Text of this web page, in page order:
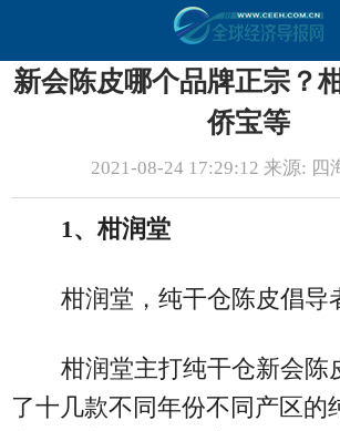
新会陈皮哪个品牌正宗？
侨宝等
2021-08-24 17:29:12 来源: 四
1、柑润堂
柑润堂，纯干仓陈皮倡导
柑润堂主打纯干仓新会陈
了十几款不同年份不同产区的